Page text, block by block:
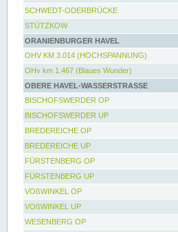
SCHWEDT-ODERBRÜCKE
STÜTZKOW
ORANIENBURGER HAVEL
OHV KM 3.014 (HOCHSPANNUNG)
OHv km 1.467 (Blaues Wunder)
OBERE HAVEL-WASSERSTRASSE
BISCHOFSWERDER OP
BISCHOFSWERDER UP
BREDEREICHE OP
BREDEREICHE UP
FÜRSTENBERG OP
FÜRSTENBERG UP
VOßWINKEL OP
VOßWINKEL UP
WESENBERG OP